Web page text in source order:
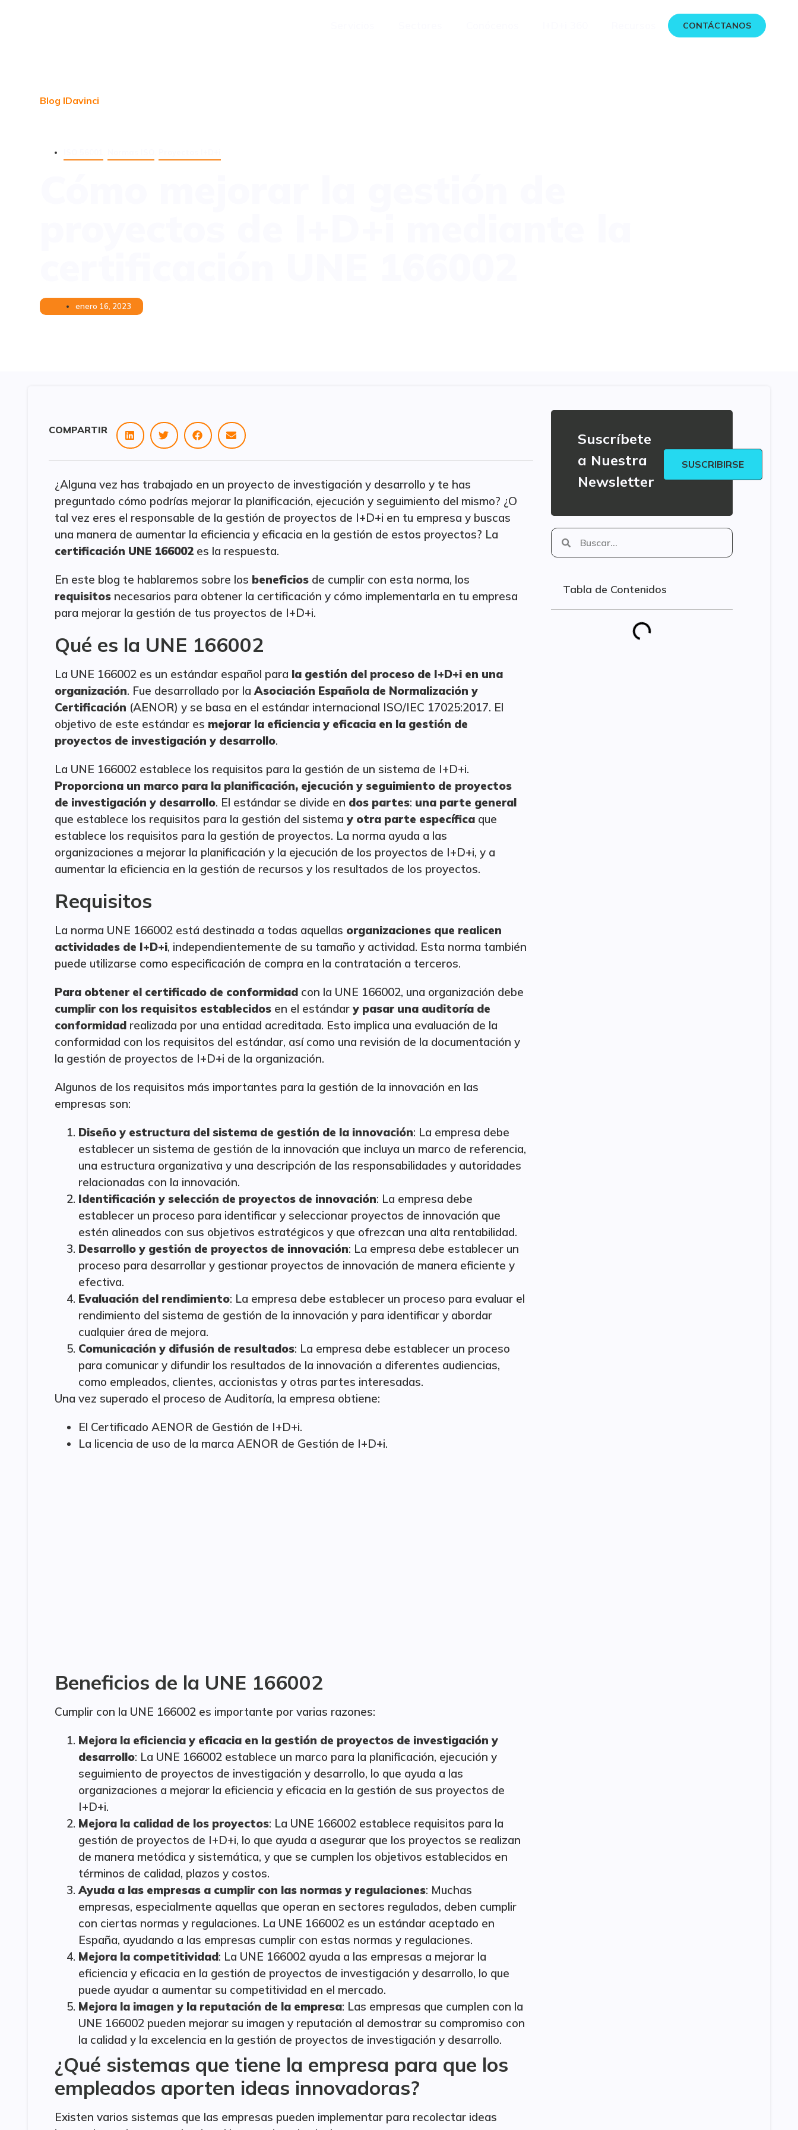
CONTÁCTANOS
Blog IDavinci
enero 16, 2023
COMPARTIR
¿Alguna vez has trabajado en un proyecto de investigación y desarrollo y te has
preguntado cómo podrías mejorar la planificación, ejecución y seguimiento del mismo? ¿O
tal vez eres el responsable de la gestión de proyectos de I+D+i en tu empresa y buscas
una manera de aumentar la eficiencia y eficacia en la gestión de estos proyectos? La
certificación UNE 166002 es la respuesta.
En este blog te hablaremos sobre los beneficios de cumplir con esta norma, los
requisitos necesarios para obtener la certificación y cómo implementarla en tu empresa
para mejorar la gestión de tus proyectos de I+D+i.
Qué es la UNE 166002
La UNE 166002 es un estándar español para la gestión del proceso de I+D+i en una
organización. Fue desarrollado por laAsociación Española de Normalización y
Certificación (AENOR) y se basa en el estándar internacional ISO/IEC 17025:2017. El
objetivo de este estándar es mejorar la eficiencia y eficacia en la gestión de
proyectos de investigación y desarrollo.
La UNE 166002 establece los requisitos para la gestión de un sistema de I+D+i.
Proporciona un marco para la planificación, ejecución y seguimiento de proyectos
de investigación y desarrollo. El estándar se divide en dos partes: una parte general
que establece los requisitos para la gestión del sistema y otra parte específica que
establece los requisitos para la gestión de proyectos. La norma ayuda a las
organizaciones a mejorar la planificación y la ejecución de los proyectos de I+D+i, y a
aumentar la eficiencia en la gestión de recursos y los resultados de los proyectos.
Requisitos
La norma UNE 166002 está destinada a todas aquellas organizaciones que realicen
actividades de I+D+i, independientemente de su tamaño y actividad. Esta norma también
puede utilizarse como especificación de compra en la contratación a terceros.
Para obtener el certificado de conformidad con la UNE 166002, una organización debe
cumplir con los requisitos establecidos en el estándar y pasar una auditoría de
conformidad realizada por una entidad acreditada. Esto implica una evaluación de la
conformidad con los requisitos del estándar, así como una revisión de la documentación y
la gestión de proyectos de I+D+i de la organización.
Algunos de los requisitos más importantes para la gestión de la innovación en las
empresas son:
Diseño y estructura del sistema de gestión de la innovación: La empresa debe
establecer un sistema de gestión de la innovación que incluya un marco de referencia,
una estructura organizativa y una descripción de las responsabilidades y autoridades
relacionadas con la innovación.
Identificación y selección de proyectos de innovación: La empresa debe
establecer un proceso para identificar y seleccionar proyectos de innovación que
estén alineados con sus objetivos estratégicos y que ofrezcan una alta rentabilidad.
Desarrollo y gestión de proyectos de innovación: La empresa debe establecer un
proceso para desarrollar y gestionar proyectos de innovación de manera eficiente y
efectiva.
Evaluación del rendimiento: La empresa debe establecer un proceso para evaluar el
rendimiento del sistema de gestión de la innovación y para identificar y abordar
cualquier área de mejora.
Comunicación y difusión de resultados: La empresa debe establecer un proceso
para comunicar y difundir los resultados de la innovación a diferentes audiencias,
como empleados, clientes, accionistas y otras partes interesadas.
Una vez superado el proceso de Auditoría, la empresa obtiene:
El Certificado AENOR de Gestión de I+D+i.
La licencia de uso de la marca AENOR de Gestión de I+D+i.
Beneficios de la UNE 166002
Cumplir con la UNE 166002 es importante por varias razones:
Mejora la eficiencia y eficacia en la gestión de proyectos de investigación y
desarrollo: La UNE 166002 establece un marco para la planificación, ejecución y
seguimiento de proyectos de investigación y desarrollo, lo que ayuda a las
organizaciones a mejorar la eficiencia y eficacia en la gestión de sus proyectos de
I+D+i.
Mejora la calidad de los proyectos: La UNE 166002 establece requisitos para la
gestión de proyectos de I+D+i, lo que ayuda a asegurar que los proyectos se realizan
de manera metódica y sistemática, y que se cumplen los objetivos establecidos en
términos de calidad, plazos y costos.
Ayuda a las empresas a cumplir con las normas y regulaciones: Muchas
empresas, especialmente aquellas que operan en sectores regulados, deben cumplir
con ciertas normas y regulaciones. La UNE 166002 es un estándar aceptado en
España, ayudando a las empresas cumplir con estas normas y regulaciones.
Mejora la competitividad: La UNE 166002 ayuda a las empresas a mejorar la
eficiencia y eficacia en la gestión de proyectos de investigación y desarrollo, lo que
puede ayudar a aumentar su competitividad en el mercado.
Mejora la imagen y la reputación de la empresa: Las empresas que cumplen con la
UNE 166002 pueden mejorar su imagen y reputación al demostrar su compromiso con
la calidad y la excelencia en la gestión de proyectos de investigación y desarrollo.
¿Qué sistemas que tiene la empresa para que los
empleados aporten ideas innovadoras?
Existen varios sistemas que las empresas pueden implementar para recolectar ideas
Suscríbete
a Nuestra
Newsletter
SUSCRIBIRSE
Tabla de Contenidos